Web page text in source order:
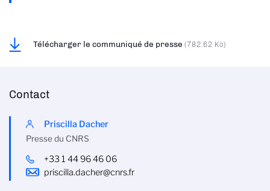
Télécharger le communiqué de presse (782.62 Ko)
Contact
Priscilla Dacher
Presse du CNRS
+33 1 44 96 46 06
priscilla.dacher@cnrs.fr